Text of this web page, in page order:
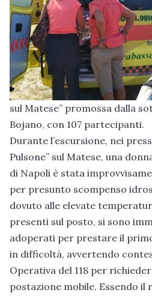
sul Matese” promossa dalla
Bojano, con 107 partecipanti.
Durante l’escursione, nei
Pulsone” sul Matese, una
di Napoli è stata
per presunto scompenso
dovuto alle elevate
presenti sul posto, si sono
adoperati per prestare il
in difficoltà, avvertendo
Operativa del 118 per
postazione mobile. Essendo il